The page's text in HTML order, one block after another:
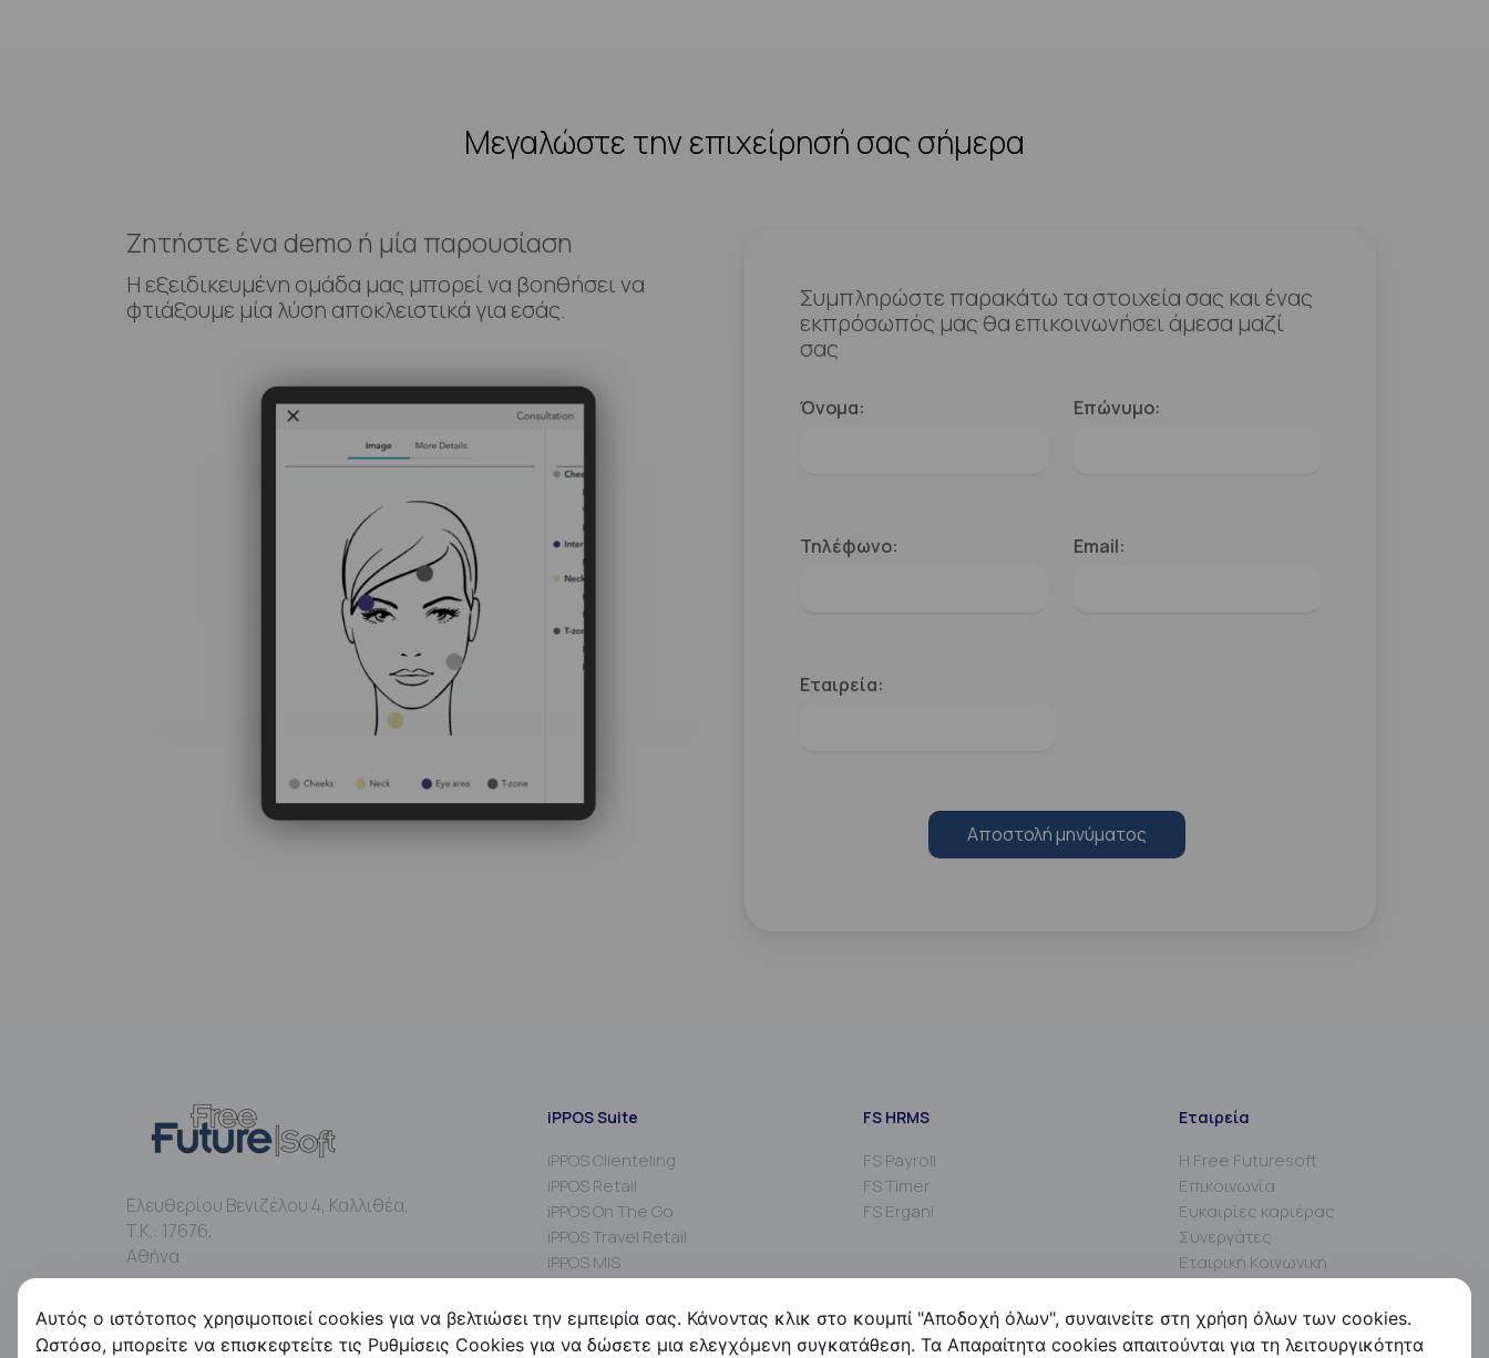
Μεγαλώστε την επιχείρησή σας σήμερα
Ζητήστε ένα demo ή μία παρουσίαση
Η εξειδικευμένη ομάδα μας μπορεί να βοηθήσει να
φτιάξουμε μία λύση αποκλειστικά για εσάς.
Συμπληρώστε παρακάτω τα στοιχεία σας και ένας
εκπρόσωπός μας θα επικοινωνήσει άμεσα μαζί
σας
Όνομα: Επώνυμο:
Τηλέφωνο: Email:
Εταιρεία:
Αποστολή μηνύματος
Ελευθερίου Βενιζέλου 4, Καλλιθέα,
Τ.Κ.: 17676,
Αθήνα
iPPOS Suite
iPPOS Clienteling
iPPOS Retail
iPPOS On The Go
iPPOS Travel Retail
iPPOS MIS
iPPOS Kiosk
FS HRMS
FS Payroll
FS Timer
FS Ergani
Εταιρεία
Η Free Futuresoft
Επικοινωνία
Ευκαιρίες καριέρας
Συνεργάτες
Εταιρική Κοινωνική
Αυτός ο ιστότοπος χρησιμοποιεί cookies για να βελτιώσει την εμπειρία σας. Κάνοντας κλικ στο κουμπί "Αποδοχή όλων", συναινείτε στη χρήση όλων των cookies.
Ωστόσο, μπορείτε να επισκεφτείτε τις Ρυθμίσεις Cookies για να δώσετε μια ελεγχόμενη συγκατάθεση. Τα Απαραίτητα cookies απαιτούνται για τη λειτουργικότητα